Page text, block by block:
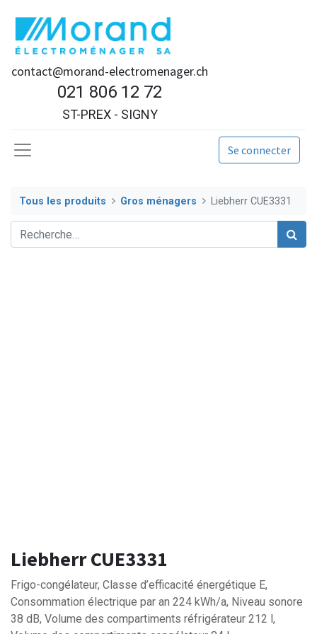
contact@morand-electromenager.ch
021 806 12 72
ST-PREX - SIGNY
Se connecter
Tous les produits Gros ménagers Liebherr CUE3331
Liebherr CUE3331
Frigo-congélateur, Classe d’efficacité énergétique E,
Consommation électrique par an 224 kWh/a, Niveau sonore
38 dB, Volume des compartiments réfrigérateur 212 l,